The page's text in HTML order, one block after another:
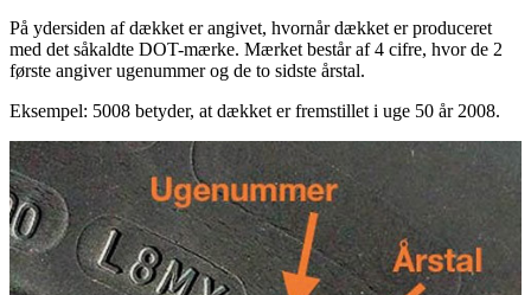
På ydersiden af dækket er angivet, hvornår dækket er produceret
med det såkaldte DOT-mærke. Mærket består af 4 cifre, hvor de 2
første angiver ugenummer og de to sidste årstal.
Eksempel: 5008 betyder, at dækket er fremstillet i uge 50 år 2008.